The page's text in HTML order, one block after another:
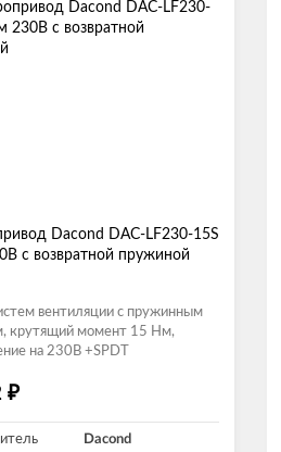
В корзину
Dacond DAC-LF230-15S
с возвратной пружиной
вентиляции с пружинным
крутящий момент 15 Нм,
на 230В +SPDT
₽
Dacond